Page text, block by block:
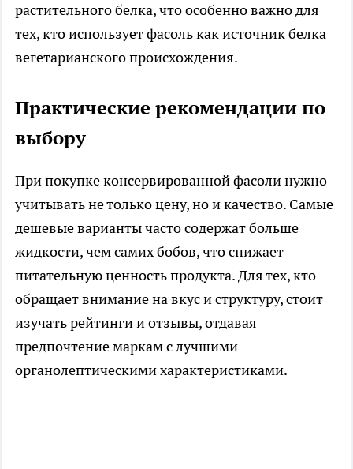
растительного белка, что особенно важно для
тех, кто использует фасоль как источник белка
вегетарианского происхождения.
Практические рекомендации по
выбору
При покупке консервированной фасоли нужно
учитывать не только цену, но и качество. Самые
дешевые варианты часто содержат больше
жидкости, чем самих бобов, что снижает
питательную ценность продукта. Для тех, кто
обращает внимание на вкус и структуру, стоит
изучать рейтинги и отзывы, отдавая
предпочтение маркам с лучшими
органолептическими характеристиками.